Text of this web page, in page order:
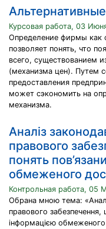
Курсовая работа, 03
Определение фирмы как
позволяет понять, что
всего, существованием
(механизма цен). Путем
предоставления
может сэкономить на
механизма.
Аналіз
правового
понять
обмеженого
Контрольная работа, 05
Обрана мною тема:
правового забезпечення,
інформацією